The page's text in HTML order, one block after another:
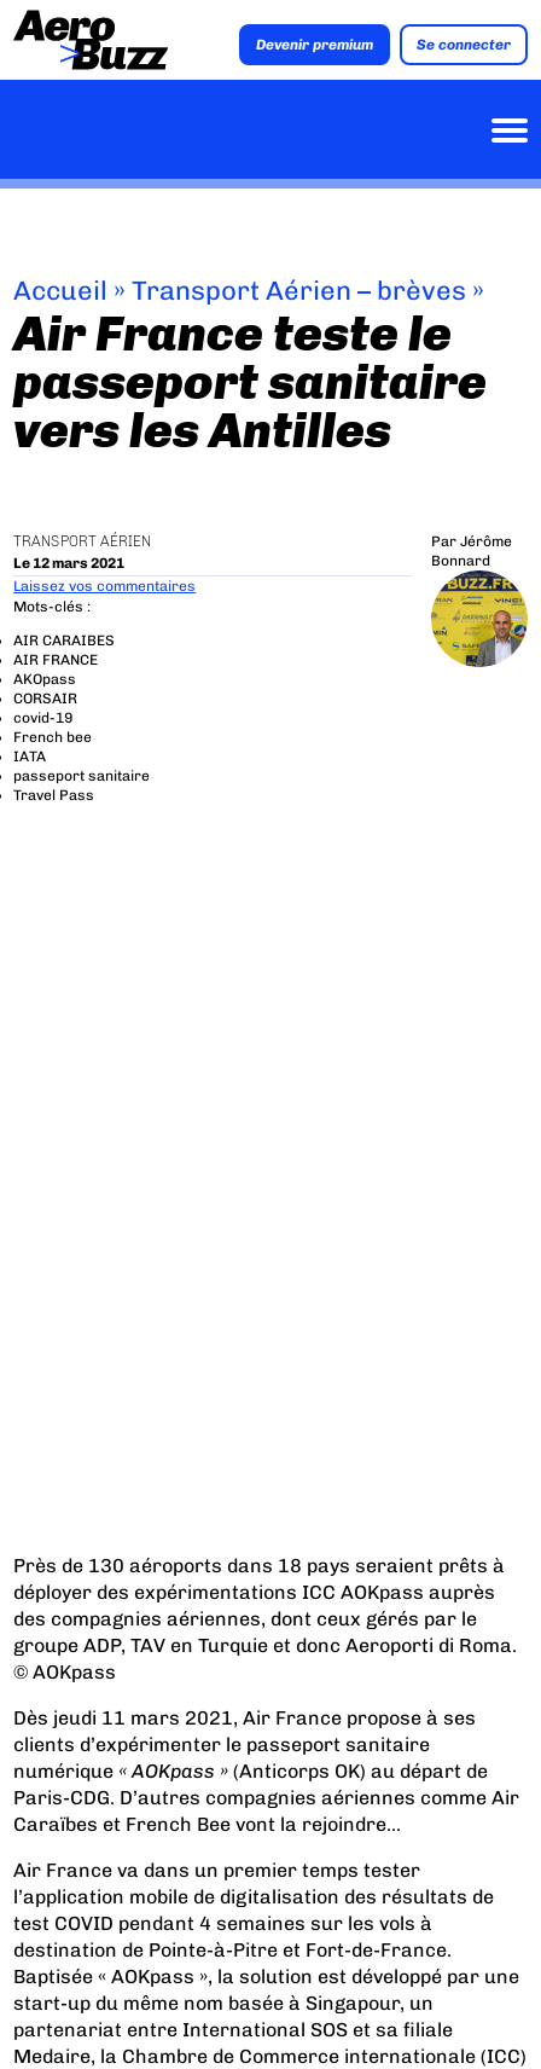
Devenir premium Se connecter
Accueil »Transport Aérien – brèves »
Air France teste le
passeport sanitaire
vers les Antilles
TRANSPORT AÉRIEN
Le 12 mars 2021
Par Jérôme
Bonnard
Laissez vos commentaires
Mots-clés :
AIR CARAIBES
AIR FRANCE
AKOpass
CORSAIR
covid-19
French bee
IATA
passeport sanitaire
Travel Pass
Près de 130 aéroports dans 18 pays seraient prêts à
déployer des expérimentations ICC AOKpass auprès
des compagnies aériennes, dont ceux gérés par le
groupe ADP, TAV en Turquie et donc Aeroporti di Roma.
© AOKpass
Dès jeudi 11 mars 2021, Air France propose à ses
clients d’expérimenter le passeport sanitaire
numérique « AOKpass » (Anticorps OK) au départ de
Paris-CDG. D’autres compagnies aériennes comme Air
Caraïbes et French Bee vont la rejoindre...
Air France va dans un premier temps tester
l’application mobile de digitalisation des résultats de
test COVID pendant 4 semaines sur les vols à
destination de Pointe-à-Pitre et Fort-de-France.
Baptisée « AOKpass », la solution est développé par une
start-up du même nom basée à Singapour, un
partenariat entre International SOS et sa filiale
Medaire, la Chambre de Commerce internationale (ICC)